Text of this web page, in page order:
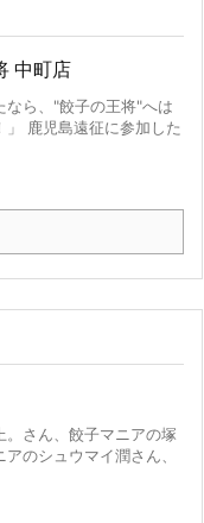
中町店
なら、"餃子の王将"へは
」 鹿児島遠征に参加した
。さん、餃子マニアの塚
のシュウマイ潤さん、